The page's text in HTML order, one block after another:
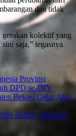
dan tidak
gerakan kolektif yang
saja,” tegasnya.
Provinsi
DPD se-DIY
Bekasi Gelar Aksi
di JEC, Dukung